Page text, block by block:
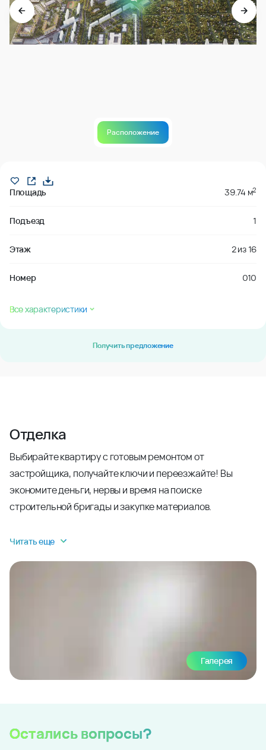
Расположение
Площадь 39.74 м2
Подъезд 1
Этаж 2из16
Номер 010
Все характеристики
Получить предложение
Отделка
Выбирайте квартиру с готовым ремонтом от
застройщика, получайте ключи и переезжайте! Вы
экономите деньги, нервы и время на поиске
строительной бригады и закупке материалов.
Читать еще
Галерея
Остались вопросы?